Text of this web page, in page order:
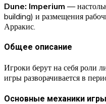
Dune: Imperium —
building) и размещения
Арракис.
Общее описание
Игроки берут на себя роли
игры разворачивается в
Основные механики игры